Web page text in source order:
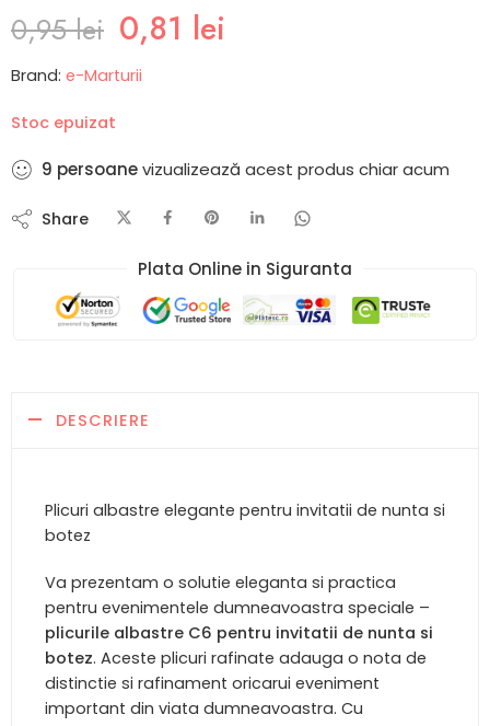
0,95lei 0,81 lei
Brand: e-Marturii
Stoc epuizat
9 persoanevizualizează acest produs chiar acum
Share
Plata Online in Siguranta​
DESCRIERE
Plicuri albastre elegante pentru invitatii de nunta si
botez
Va prezentam o solutie eleganta si practica
pentru evenimentele dumneavoastra speciale –
plicurile albastre C6 pentru invitatii de nunta si
botez. Aceste plicuri rafinate adauga o nota de
distinctie si rafinament oricarui eveniment
important din viata dumneavoastra. Cu